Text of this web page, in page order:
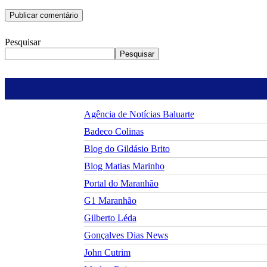
Pesquisar
Pesquisar
Agência de Notícias Baluarte
Badeco Colinas
Blog do Gildásio Brito
Blog Matias Marinho
Portal do Maranhão
G1 Maranhão
Gilberto Léda
Gonçalves Dias News
John Cutrim